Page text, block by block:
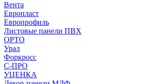
Вента
Европласт
Европрофиль
Листовые панели ПВХ
ОРТО
Урал
Форкросс
С-ПРО
УЦЕНКА